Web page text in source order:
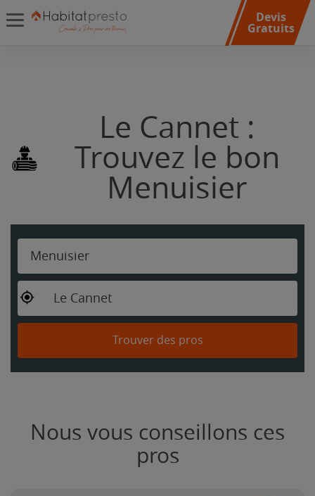
Devis
Gratuits
Le Cannet :
Trouvez le bon
Menuisier
Menuisier
Le Cannet
Trouver des pros
Nous vous conseillons ces
pros